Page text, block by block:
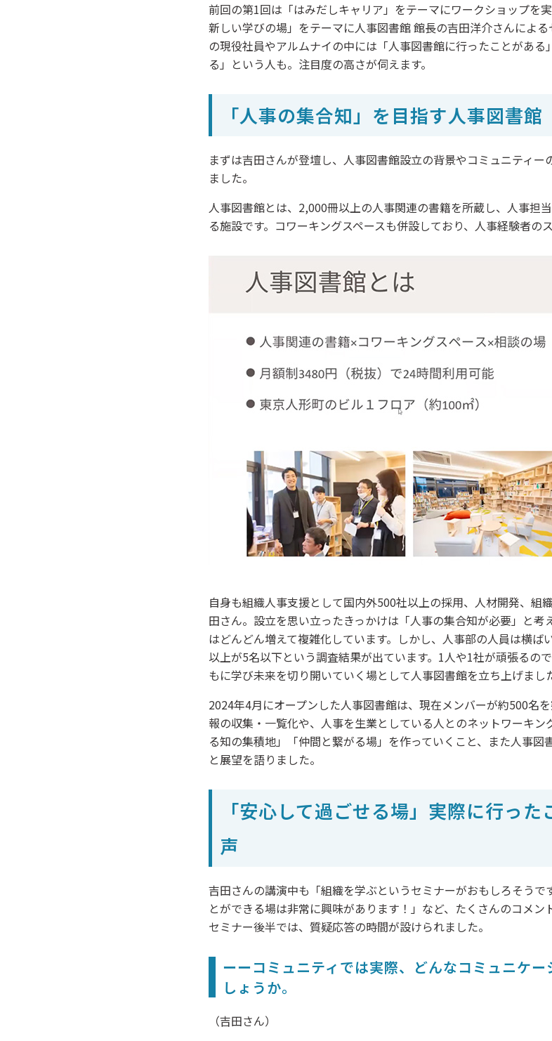
前回の第1回は「はみだしキャリア」をテーマにワークショップを
新しい学びの場」をテーマに人事図書館 館長の吉田洋介さんによ
の現役社員やアルムナイの中には「人事図書館に行ったことがあ
る」という人も。注目度の高さが伺えます。
「人事の集合知」を目指す人事図書館
まずは吉田さんが登壇し、人事図書館設立の背景やコミュニティ
ました。
人事図書館とは、2,000冊以上の人事関連の書籍を所蔵し、人事担
る施設です。コワーキングスペースも併設しており、人事経験者の
自身も組織人事支援として国内外500社以上の採用、人材開発、組
田さん。設立を思い立ったきっかけは「人事の集合知が必要」と
はどんどん増えて複雑化しています。しかし、人事部の人員は横ば
以上が5名以下という調査結果が出ています。1人や1社が頑張るの
もに学び未来を切り開いていく場として人事図書館を立ち上げまし
2024年4月にオープンした人事図書館は、現在メンバーが約500名
報の収集・一覧化や、人事を生業としている人とのネットワーキ
る知の集積地」「仲間と繋がる場」を作っていくこと、また人事
と展望を語りました。
「安心して過ごせる場」実際に行っ
声
吉田さんの講演中も「組織を学ぶというセミナーがおもしろそうで
とができる場は非常に興味があります！」など、たくさんのコメン
セミナー後半では、質疑応答の時間が設けられました。
ーーコミュニティでは実際、どんなコミュニケ
しょうか。
（吉田さん）